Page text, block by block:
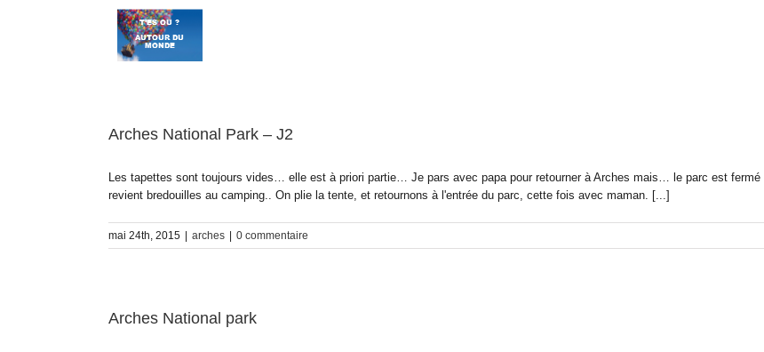
Arches National Park – J2
Les tapettes sont toujours vides… elle est à priori partie… Je pars avec papa pour retourner à Arches mais… le parc est
revient bredouilles au camping.. On plie la tente, et retournons à l'entrée du parc, cette fois avec maman. [...]
mai 24th, 2015 arches 0 commentaire
Arches National park